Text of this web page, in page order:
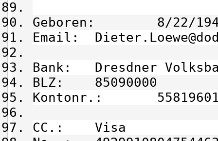
Geboren: 8/22/
Email:
Bank: Dresdner
BLZ: 85090000
Kontonr.:
CC.: Visa